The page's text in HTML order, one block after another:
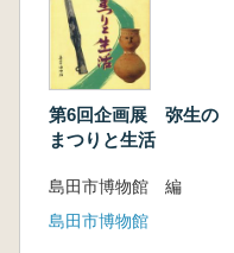
第6回企画展 弥生の
まつりと生活
島田市博物館 編
島田市博物館